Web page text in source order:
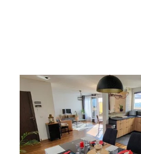
BOISSY ST LEGER 94
118 m
, 6 pièces
Ref : 44681
Appartement F6 à vendre
320 000 €